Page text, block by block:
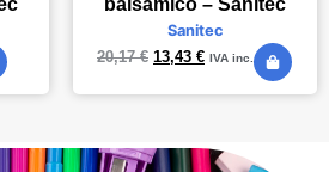
Sanitec
20,17€ 13,43 € IVA inc.